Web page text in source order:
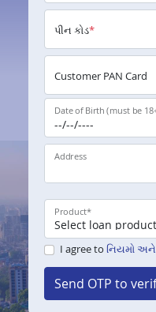
પીન કોડ*
Customer PAN Card
Date of Birth (must be
Address
Product*
I agree to નિયમો અને
Send OTP to